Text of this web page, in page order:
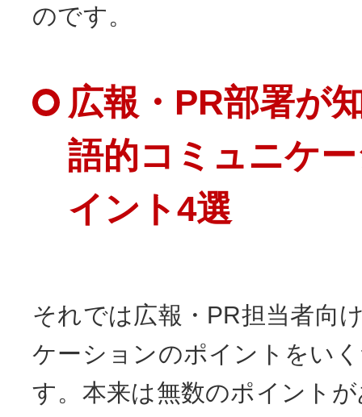
のです。
広報・PR部署が
語的コミュニケ
イント4選
それでは広報・PR担当者向
ケーションのポイントをい
す。本来は無数のポイント